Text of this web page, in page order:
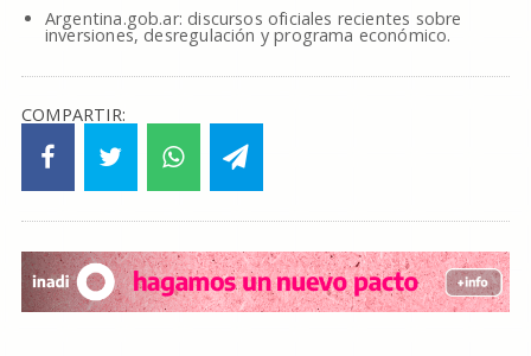
Argentina.gob.ar: discursos oficiales recientes sobre
inversiones, desregulación y programa económico.
COMPARTIR: